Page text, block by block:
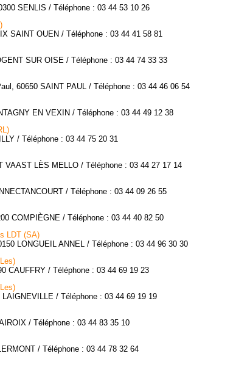
SENLIS / Téléphone : 03 44 53 10 26
SAINT OUEN / Téléphone : 03 44 41 58 81
SUR OISE / Téléphone : 03 44 74 33 33
60650 SAINT PAUL / Téléphone : 03 44 46 06 54
EN VEXIN / Téléphone : 03 44 49 12 38
/ Téléphone : 03 44 75 20 31
VAAST LÈS MELLO / Téléphone : 03 44 27 17 14
/ Téléphone : 03 44 09 26 55
COMPIÈGNE / Téléphone : 03 44 40 82 50
LDT (SA)
LONGUEIL ANNEL / Téléphone : 03 44 96 30 30
CAUFFRY / Téléphone : 03 44 69 19 23
LAIGNEVILLE / Téléphone : 03 44 69 19 19
/ Téléphone : 03 44 83 35 10
/ Téléphone : 03 44 78 32 64